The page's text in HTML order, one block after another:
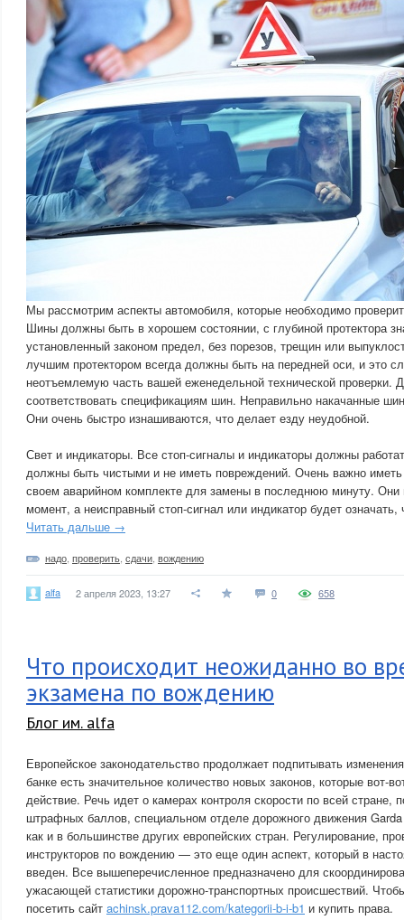
Мы рассмотрим аспекты автомобиля, которые необходимо
Шины должны быть в хорошем состоянии, с глубиной протектора
установленный законом предел, без порезов, трещин или
лучшим протектором всегда должны быть на передней оси, и это
неотъемлемую часть вашей еженедельной технической проверки.
соответствовать спецификациям шин. Неправильно накачанные
Они очень быстро изнашиваются, что делает езду неудобной.
Свет и индикаторы. Все стоп-сигналы и индикаторы должны
должны быть чистыми и не иметь повреждений. Очень важно
своем аварийном комплекте для замены в последнюю минуту. Они
момент, а неисправный стоп-сигнал или индикатор будет означать,
Читать дальше →
надо проверить сдачи вождению
alfa 2 апреля 2023, 13:27 0 658
Что происходит неожиданно во
экзамена по вождению
Блог им. alfa
Европейское законодательство продолжает подпитывать
банке есть значительное количество новых законов, которые вот-
действие. Речь идет о камерах контроля скорости по всей стране,
штрафных баллов, специальном отделе дорожного движения
как и в большинстве других европейских стран. Регулирование,
инструкторов по вождению — это еще один аспект, который в
введен. Все вышеперечисленное предназначено для
ужасающей статистики дорожно-транспортных происшествий.
посетить сайт achinsk.prava112.com/kategorii-b-i-b1 и купить права.